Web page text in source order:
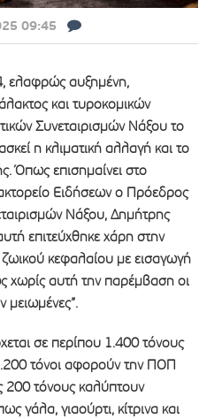
09:45
ελαφρώς αυξημένη,
και τυροκομικών
Συνεταιρισμών Νάξου το
η κλιματική αλλαγή και το
Όπως επισημαίνει στο
Ειδήσεων ο Πρόεδρος
Νάξου, Δημήτρης
επιτεύχθηκε χάρη στην
κεφαλαίου με εισαγωγή
αυτή την παρέμβαση οι
μειωμένες”.
σε περίπου 1.400 τόνους
τόνοι αφορούν την ΠΟΠ
200 τόνους καλύπτουν
γάλα, γιαούρτι, κίτρινα και